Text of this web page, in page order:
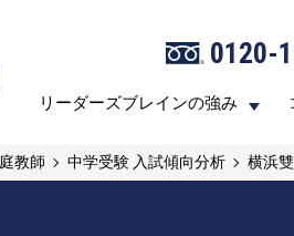
0120-
リーダーズブレインの強み
0120-
リーダーズブレインの強み
教師 中学受験 入試傾向分析 横浜